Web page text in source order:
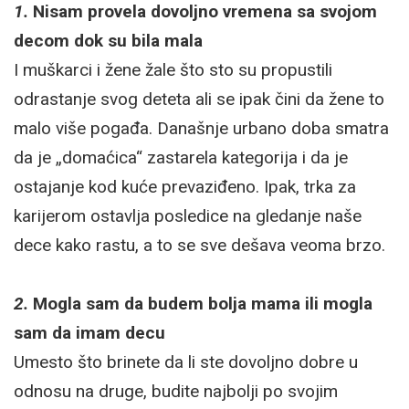
1. Nisam provela dovoljno vremena sa svojom
decom dok su bila mala
I muškarci i žene žale što sto su propustili
odrastanje svog deteta ali se ipak čini da žene to
malo više pogađa. Današnje urbano doba smatra
da je „domaćica“ zastarela kategorija i da je
ostajanje kod kuće prevaziđeno. Ipak, trka za
karijerom ostavlja posledice na gledanje naše
dece kako rastu, a to se sve dešava veoma brzo.
2. Mogla sam da budem bolja mama ili mogla
sam da imam decu
Umesto što brinete da li ste dovoljno dobre u
odnosu na druge, budite najbolji po svojim